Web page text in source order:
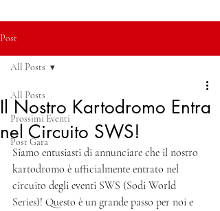
Post
All Posts
Prossimi Eventi
Post Gara
All Posts
Il Nostro Kartodromo Entra
nel Circuito SWS!
Siamo entusiasti di annunciare che il nostro
kartodromo è ufficialmente entrato nel
circuito degli eventi SWS (Sodi World
Series)! Questo è un grande passo per noi e